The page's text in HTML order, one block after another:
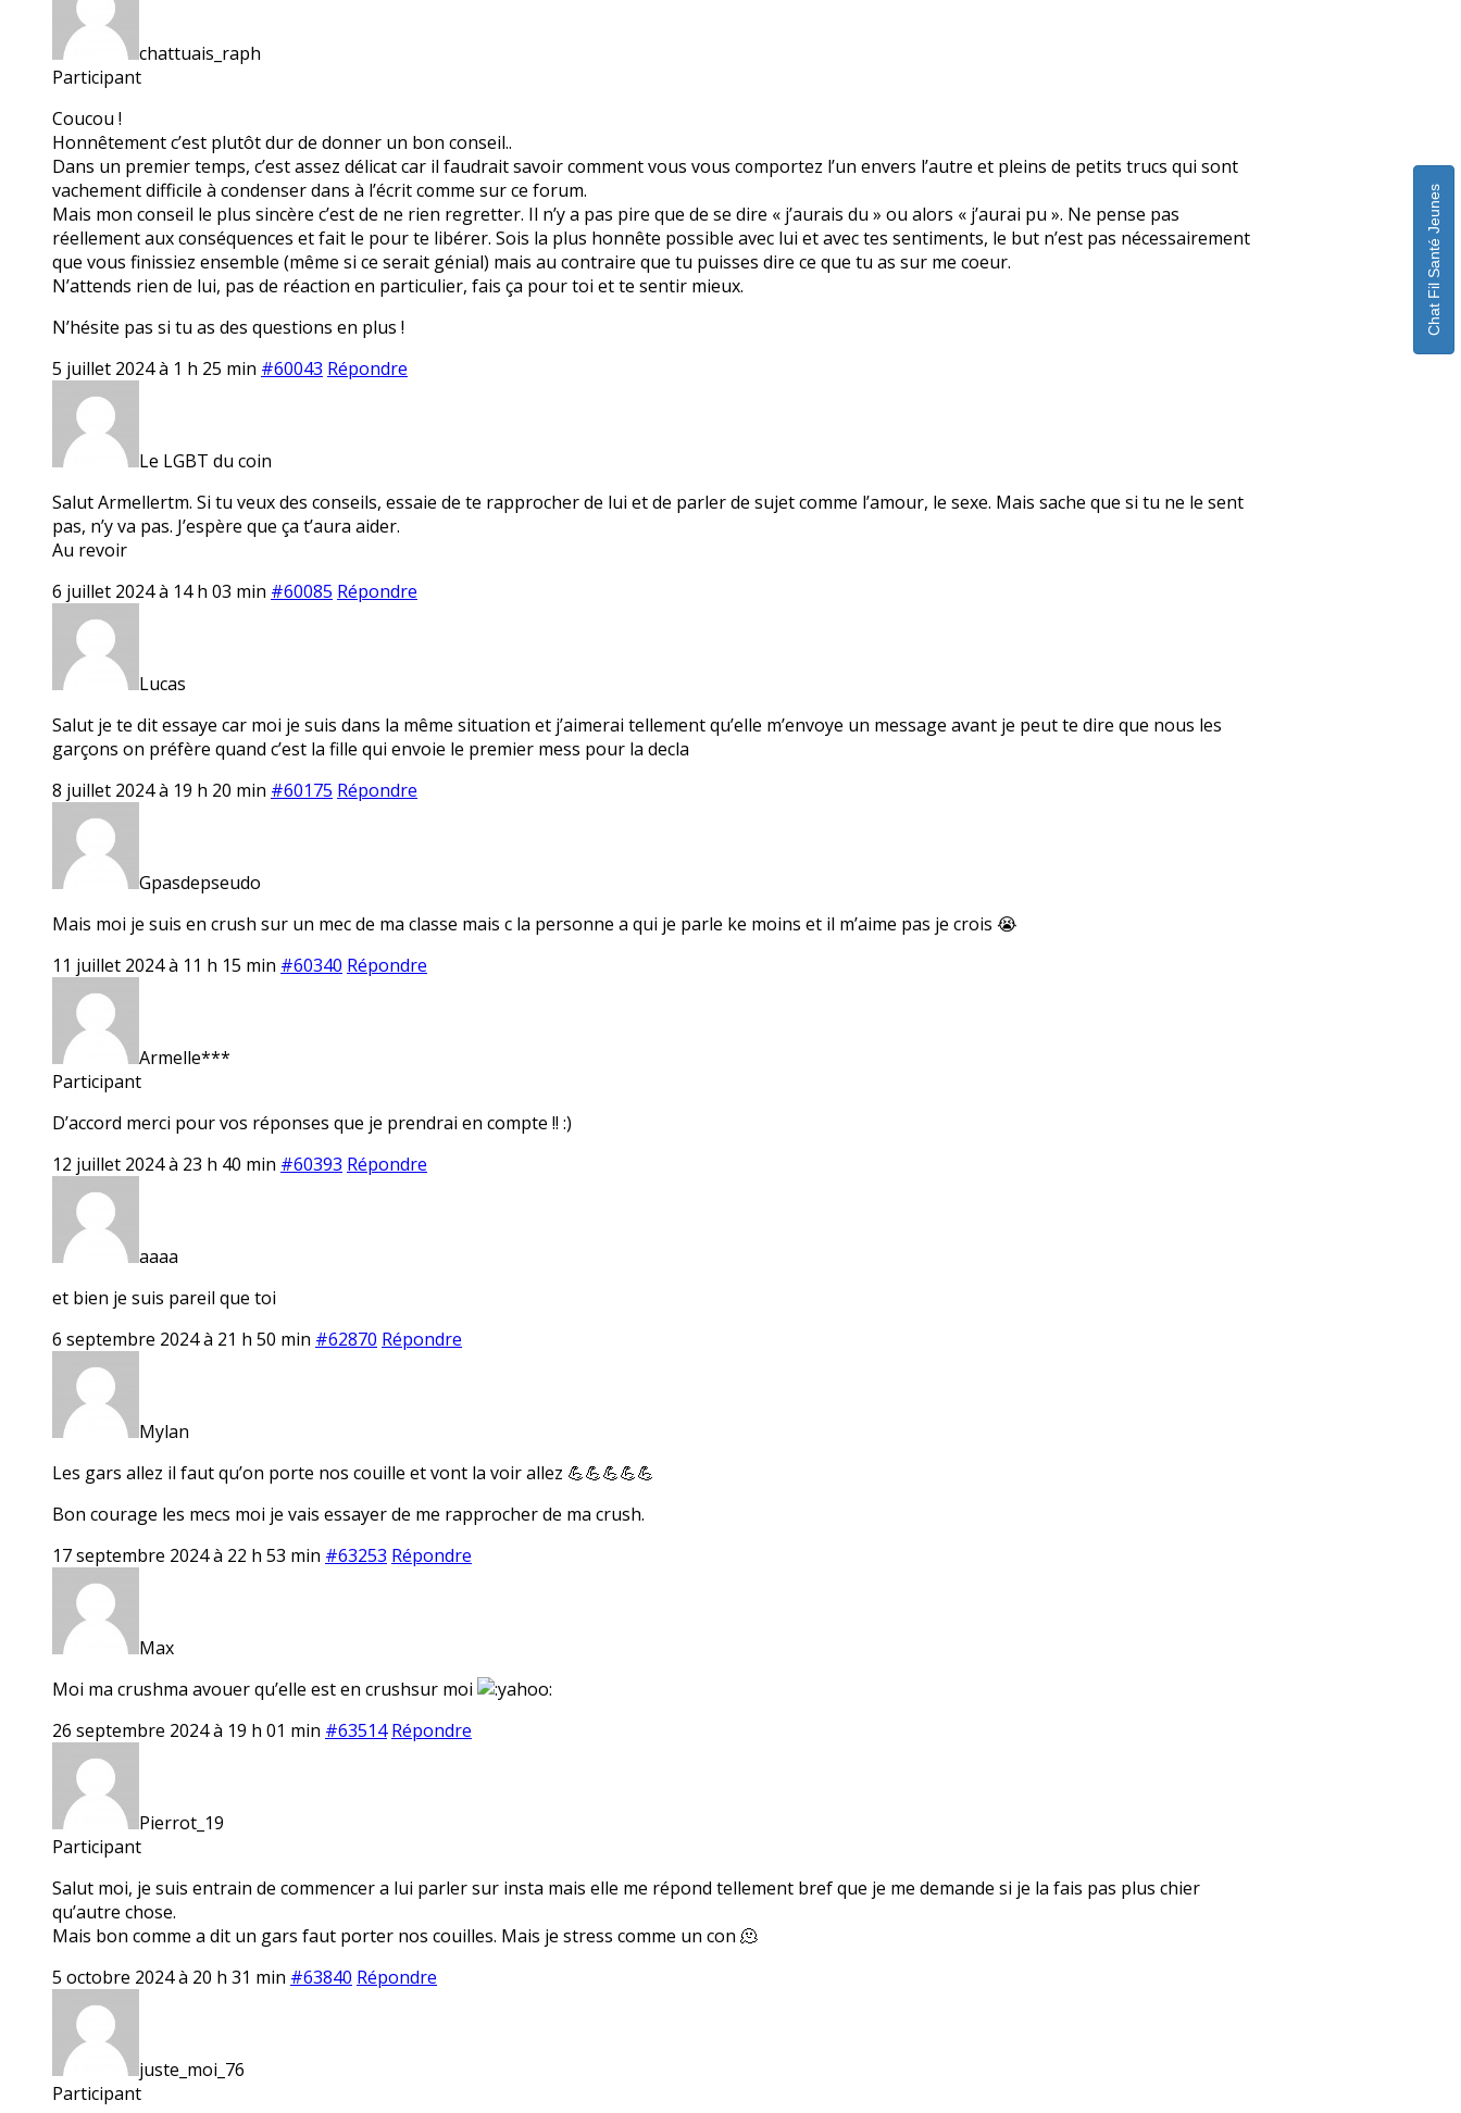
chattuais_raph
Participant
Coucou !
Honnêtement c’est plutôt dur de donner un bon conseil..
Dans un premier temps, c’est assez délicat car il faudrait savoir comment vous vous comportez l’un envers l’autre et pleins de petits trucs qui sont
vachement difficile à condenser dans à l’écrit comme sur ce forum.
Mais mon conseil le plus sincère c’est de ne rien regretter. Il n’y a pas pire que de se dire « j’aurais du » ou alors « j’aurai pu ». Ne pense pas
réellement aux conséquences et fait le pour te libérer. Sois la plus honnête possible avec lui et avec tes sentiments, le but n’est pas nécessairement
que vous finissiez ensemble (même si ce serait génial) mais au contraire que tu puisses dire ce que tu as sur me coeur.
N’attends rien de lui, pas de réaction en particulier, fais ça pour toi et te sentir mieux.
N’hésite pas si tu as des questions en plus !
5 juillet 2024 à 1 h 25 min #60043 Répondre
Le LGBT du coin
Salut Armellertm. Si tu veux des conseils, essaie de te rapprocher de lui et de parler de sujet comme l’amour, le sexe. Mais sache que si tu ne le sent
pas, n’y va pas. J’espère que ça t’aura aider.
Au revoir
6 juillet 2024 à 14 h 03 min #60085 Répondre
Lucas
Salut je te dit essaye car moi je suis dans la même situation et j’aimerai tellement qu’elle m’envoye un message avant je peut te dire que nous les
garçons on préfère quand c’est la fille qui envoie le premier mess pour la decla
8 juillet 2024 à 19 h 20 min #60175 Répondre
Gpasdepseudo
Mais moi je suis en crush sur un mec de ma classe mais c la personne a qui je parle ke moins et il m’aime pas je crois 😭
11 juillet 2024 à 11 h 15 min #60340 Répondre
Armelle***
Participant
D’accord merci pour vos réponses que je prendrai en compte !! :)
12 juillet 2024 à 23 h 40 min #60393 Répondre
aaaa
et bien je suis pareil que toi
6 septembre 2024 à 21 h 50 min #62870 Répondre
Mylan
Les gars allez il faut qu’on porte nos couille et vont la voir allez 💪💪💪💪💪
Bon courage les mecs moi je vais essayer de me rapprocher de ma crush.
17 septembre 2024 à 22 h 53 min #63253 Répondre
Max
Moi ma crushma avouer qu’elle est en crushsur moi
26 septembre 2024 à 19 h 01 min #63514 Répondre
Pierrot_19
Participant
Salut moi, je suis entrain de commencer a lui parler sur insta mais elle me répond tellement bref que je me demande si je la fais pas plus chier
qu’autre chose.
Mais bon comme a dit un gars faut porter nos couilles. Mais je stress comme un con 🫠
5 octobre 2024 à 20 h 31 min #63840 Répondre
juste_moi_76
Participant
Chat Fil Santé Jeunes